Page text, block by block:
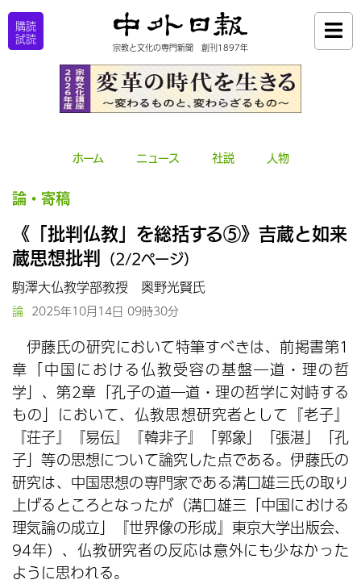
購読
試読
宗教と文化の専門新聞 創刊1897年
ホーム ニュース 社説 人物
論・寄稿
《「批判仏教」を総括する⑤》吉蔵と如来
蔵思想批判
（2/2ページ）
駒澤大仏教学部教授 奥野光賢氏
論 2025年10月14日 09時30分
伊藤氏の研究において特筆すべきは、前掲書第1
章「中国における仏教受容の基盤―道・理の哲
学」、第2章「孔子の道―道・理の哲学に対峙する
もの」において、仏教思想研究者として『老子』
『荘子』『易伝』『韓非子』「郭象」「張湛」「孔
子」等の思想について論究した点である。伊藤氏の
研究は、中国思想の専門家である溝口雄三氏の取り
上げるところとなったが（溝口雄三「中国における
理気論の成立」『世界像の形成』東京大学出版会、
94年）、仏教研究者の反応は意外にも少なかった
ように思われる。